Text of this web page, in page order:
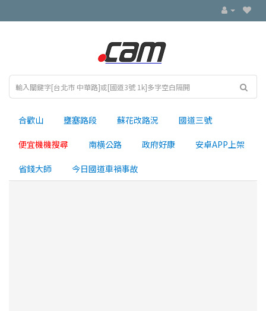
合歡山 壅塞路段 蘇花改路況 國道三號
便宜機機搜尋 南横公路 政府好康 安卓APP上架
省錢大師 今日國道車禍事故